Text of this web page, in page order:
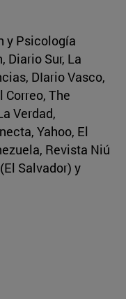
y Psicología
Diario Sur, La
DIario Vasco,
Correo, The
Verdad,
Yahoo, El
Revista Niú
Salvador) y